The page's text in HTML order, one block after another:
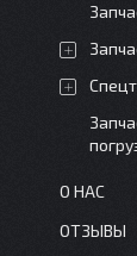
О НАС
ОТЗЫВЫ